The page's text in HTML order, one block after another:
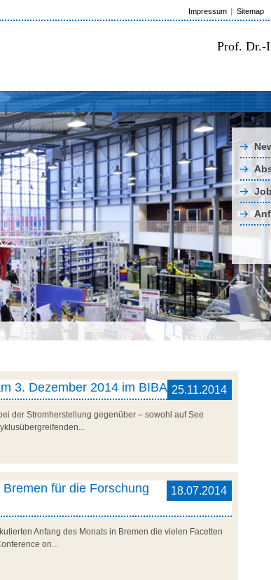
Impressum Sitemap
Prof. Dr.-
25.11.2014
3. Dezember 2014 im BIBA
der Stromherstellung gegenüber – sowohl auf See
18.07.2014
für die Forschung
Anfang des Monats in Bremen die vielen Facetten
on...